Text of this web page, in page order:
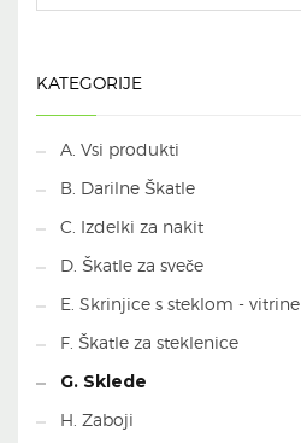
KATEGORIJE
A. Vsi produkti
B. Darilne Škatle
C. Izdelki za nakit
D. Škatle za sveče
E. Skrinjice s steklom - vitrine
F. Škatle za steklenice
G. Sklede
H. Zaboji